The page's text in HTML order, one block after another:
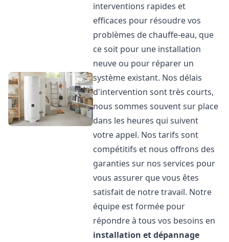
interventions rapides et
efficaces pour résoudre vos
problèmes de chauffe-eau, que
ce soit pour une installation
neuve ou pour réparer un
système existant. Nos délais
d'intervention sont très courts,
nous sommes souvent sur place
dans les heures qui suivent
votre appel. Nos tarifs sont
compétitifs et nous offrons des
garanties sur nos services pour
vous assurer que vous êtes
satisfait de notre travail. Notre
équipe est formée pour
répondre à tous vos besoins en
installation et dépannage